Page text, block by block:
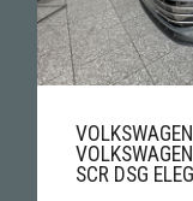
VOLKSWAGEN
SCR DSG